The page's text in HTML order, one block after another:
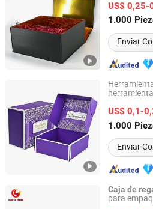
US$ 0,25-
1.000
Enviar
Shanghai, China
corrugado
ropa,caja
US$ 0,1-
1.000
Enviar
Dongguan Xiaolong Packaging
Guangdong, China
Caja de
para
Zhongshan Chang Yue Printing